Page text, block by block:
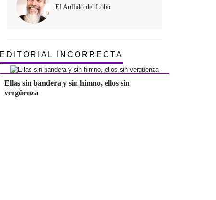
El Aullido del Lobo
EDITORIAL INCORRECTA
Ellas sin bandera y sin himno, ellos sin
vergüenza